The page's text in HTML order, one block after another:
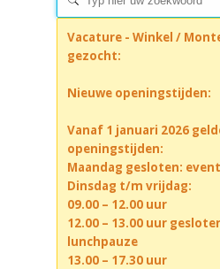
Vacature - Winkel /
gezocht:
Nieuwe openingstijden:
Vanaf 1 januari 2026
openingstijden:
Maandag gesloten:
Dinsdag t/m vrijdag:
09.00 – 12.00 uur
12.00 – 13.00 uur
lunchpauze
13.00 – 17.30 uur